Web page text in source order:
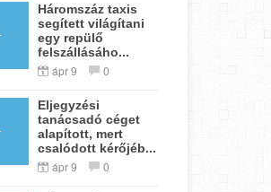
Háromszáz taxis
segített világítani
egy repülő
felszállásáho...
ápr 9 0
Eljegyzési
tanácsadó céget
alapított, mert
csalódott kérőjéb...
ápr 9 0